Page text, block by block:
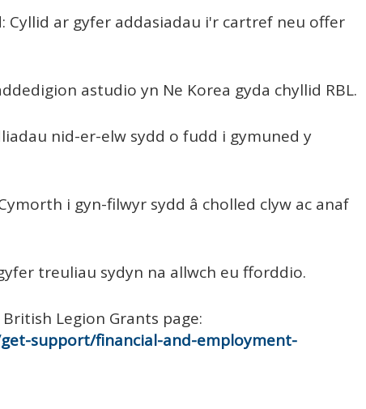
Cyllid ar gyfer addasiadau i'r cartref neu offer
astudio yn Ne Korea gyda chyllid RBL.
nid-er-elw sydd o fudd i gymuned y
i gyn-filwyr sydd â cholled clyw ac anaf
treuliau sydyn na allwch eu fforddio.
Legion Grants page:
support/financial-and-employment-